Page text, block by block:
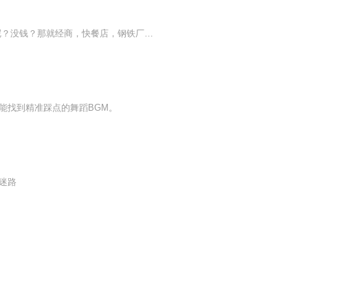
内容简介 重生后的她刚一睁眼就被原主老公拉着要同房。军长老公，你的节操呢？没钱？那就经商，快餐店，钢铁厂，炒股，哪样赚钱干哪样，事业做的风生水起。一不小心就成了首富！
找到精准踩点的舞蹈BGM。
路